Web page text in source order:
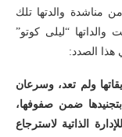
على الرغم من مناشدة والدتها تلك
والداتها “ليلى كوتو”
ولم تعد، وسرعان
ضمن صفوفها،
الذاتية لاسترجاع